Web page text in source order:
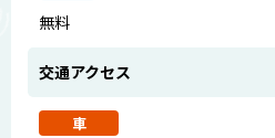
無料
交通アクセス
車